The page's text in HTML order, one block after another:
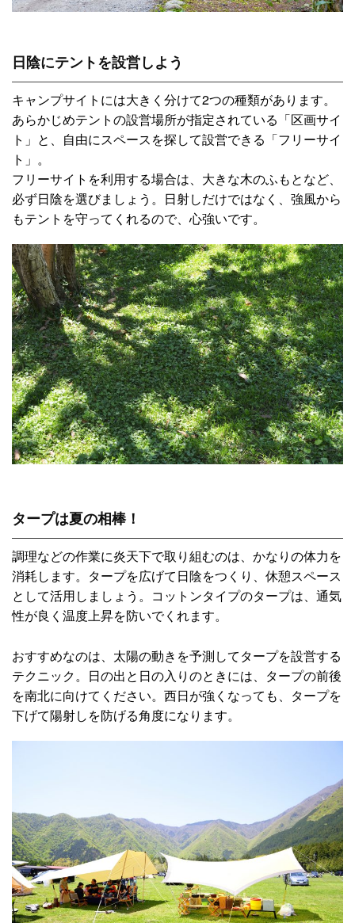
日陰にテントを設営しよう
キャンプサイトには大きく分けて2つの種類があります。
あらかじめテントの設営場所が指定されている「区画サイ
ト」と、自由にスペースを探して設営できる「フリーサイ
ト」。
フリーサイトを利用する場合は、大きな木のふもとなど、
必ず日陰を選びましょう。日射しだけではなく、強風から
もテントを守ってくれるので、心強いです。
タープは夏の相棒！
調理などの作業に炎天下で取り組むのは、かなりの体力を
消耗します。タープを広げて日陰をつくり、休憩スペース
として活用しましょう。コットンタイプのタープは、通気
性が良く温度上昇を防いでくれます。
おすすめなのは、太陽の動きを予測してタープを設営する
テクニック。日の出と日の入りのときには、タープの前後
を南北に向けてください。西日が強くなっても、タープを
下げて陽射しを防げる角度になります。